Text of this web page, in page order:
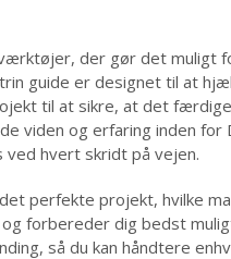
der gør det muligt
guide er designet til at
til at sikre, at det
viden og erfaring inden for
ved hvert skridt på vejen.
perfekte projekt, hvilke
forbereder dig bedst
så du kan håndtere